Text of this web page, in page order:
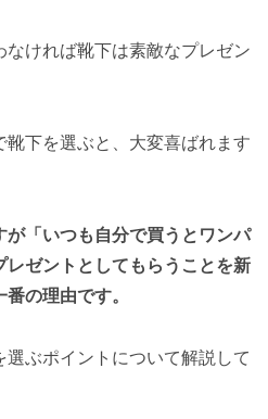
なければ靴下は素敵なプレゼン
下を選ぶと、大変喜ばれます
が「いつも自分で買うとワンパ
レゼントとしてもらうことを新
の理由です。
ぶポイントについて解説して